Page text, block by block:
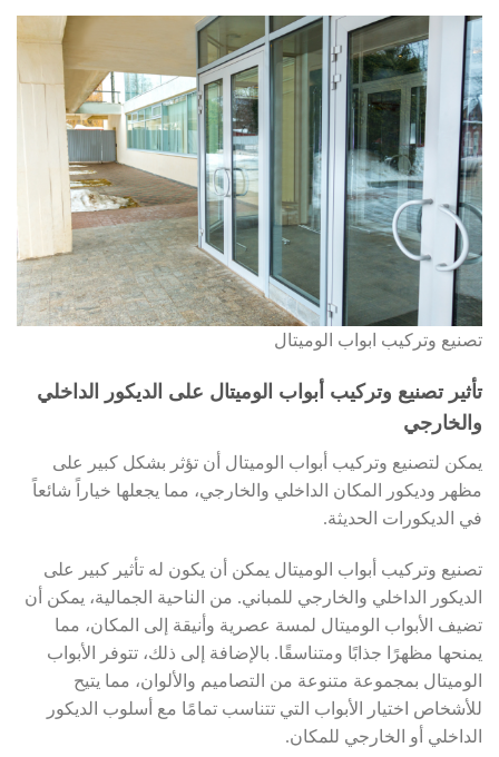
تصنيع وتركيب ابواب الوميتال
تأثير تصنيع وتركيب أبواب الوميتال على الديكور الداخلي
والخارجي
يمكن لتصنيع وتركيب أبواب الوميتال أن تؤثر بشكل كبير على
مظهر وديكور المكان الداخلي والخارجي، مما يجعلها خياراً شائعاً
في الديكورات الحديثة.
تصنيع وتركيب أبواب الوميتال يمكن أن يكون له تأثير كبير على
الديكور الداخلي والخارجي للمباني. من الناحية الجمالية، يمكن أن
تضيف الأبواب الوميتال لمسة عصرية وأنيقة إلى المكان، مما
يمنحها مظهرًا جذابًا ومتناسقًا. بالإضافة إلى ذلك، تتوفر الأبواب
الوميتال بمجموعة متنوعة من التصاميم والألوان، مما يتيح
للأشخاص اختيار الأبواب التي تتناسب تمامًا مع أسلوب الديكور
الداخلي أو الخارجي للمكان.